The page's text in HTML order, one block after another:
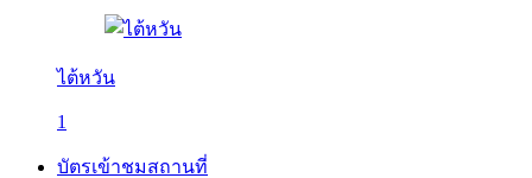
ไต้หวัน
1
บัตรเข้าชมสถานที่